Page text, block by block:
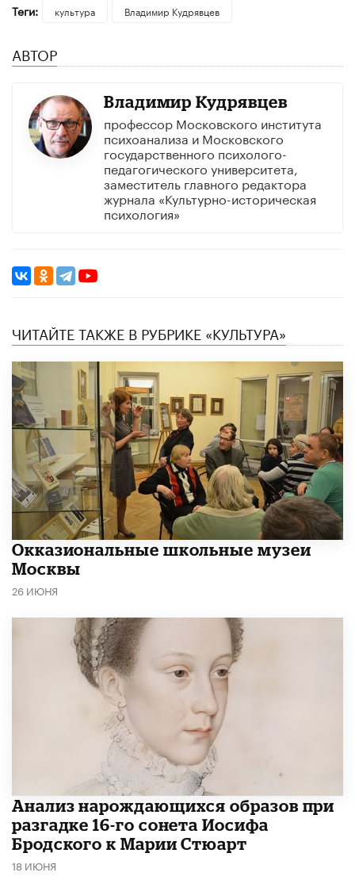
Теги: культура Владимир Кудрявцев
АВТОР
Владимир Кудрявцев
профессор Московского института
психоанализа и Московского
государственного психолого-
педагогического университета,
заместитель главного редактора
журнала «Культурно-историческая
психология»
ЧИТАЙТЕ ТАКЖЕ В РУБРИКЕ «КУЛЬТУРА»
​Окказиональные школьные музеи
Москвы
26 ИЮНЯ
Анализ нарождающихся образов при
разгадке 16-го сонета Иосифа
Бродского к Марии Стюарт
18 ИЮНЯ